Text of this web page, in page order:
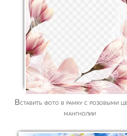
Вставить фото в рамку с розовыми цветами
мангнолии